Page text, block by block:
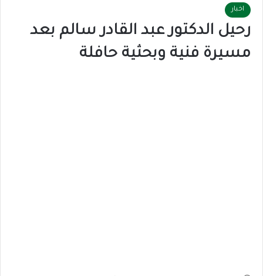
اخبار
رحيل الدكتور عبد القادر سالم بعد
مسيرة فنية وبحثية حافلة